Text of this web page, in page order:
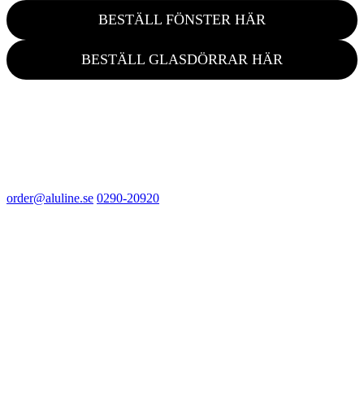
BESTÄLL FÖNSTER HÄR
BESTÄLL GLASDÖRRAR HÄR
order@aluline.se 0290-20920